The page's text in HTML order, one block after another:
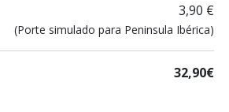
3,90 €
(Porte simulado para Peninsula Ibérica)
32,90€